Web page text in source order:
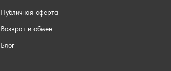
Публичная оферта
Возврат и обмен
Блог